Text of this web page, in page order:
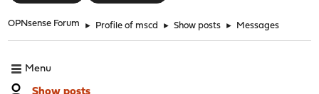
OPNsense Forum ► Profile of mscd ► Show posts ► Messages
Menu
Show posts